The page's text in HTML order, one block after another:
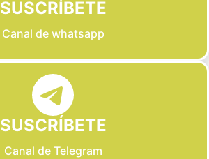
SUSCRÍBETE
Canal de whatsapp
SUSCRÍBETE
Canal de Telegram